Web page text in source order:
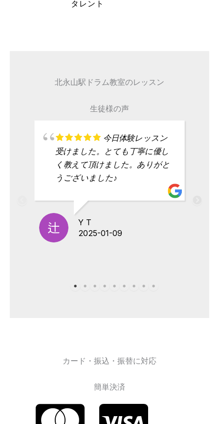
タレント
北永山駅ドラム教室のレッスン
生徒様の声
今日体験レッスン
受けました。とても丁寧に優し
く教えて頂けました。ありがと
うございました♪
Y T
2025-01-09
カード・振込・振替に対応
簡単決済